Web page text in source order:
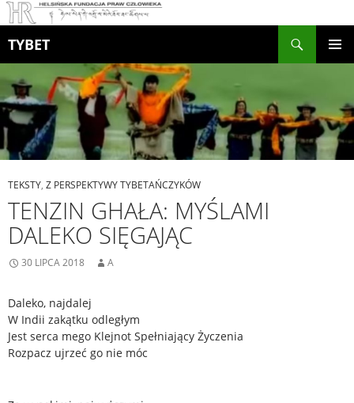
TYBET
TREŚCI
TEKSTY, Z PERSPEKTYWY TYBETAŃCZYKÓW
TENZIN GHAŁA: MYŚLAMI
DALEKO SIĘGAJĄC
30 LIPCA 2018 A
Daleko, najdalej
W Indii zakątku odległym
Jest serca mego Klejnot Spełniający Życzenia
Rozpacz ujrzeć go nie móc